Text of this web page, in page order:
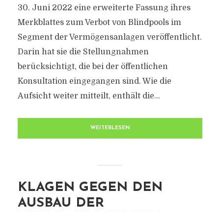
30. Juni 2022 eine erweiterte Fassung ihres
Merkblattes zum Verbot von Blindpools im
Segment der Vermögensanlagen veröffentlicht.
Darin hat sie die Stellungnahmen
berücksichtigt, die bei der öffentlichen
Konsultation eingegangen sind. Wie die
Aufsicht weiter mitteilt, enthält die...
WEITERLESEN
KLAGEN GEGEN DEN
AUSBAU DER